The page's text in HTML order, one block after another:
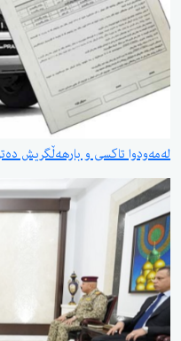
لەمەودوا تاکسی و بارهەڵگریش